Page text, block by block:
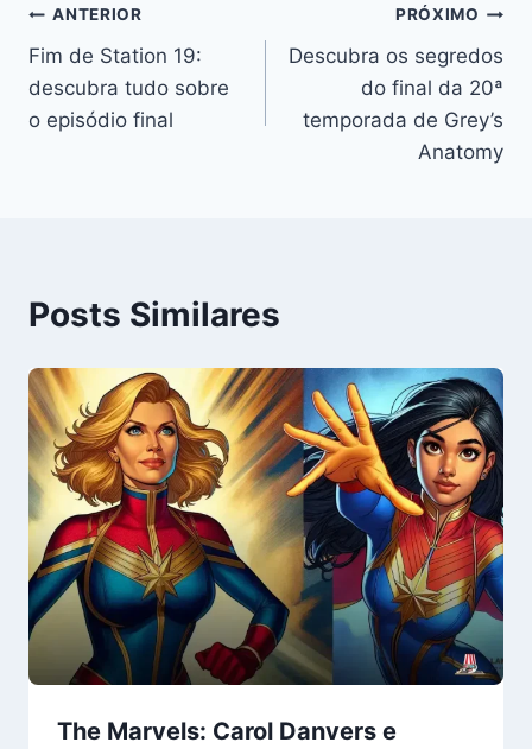
Navegação
de
Post
ANTERIOR
Fim de Station 19:
descubra tudo sobre
o episódio final
PRÓXIMO
Descubra os segredos
do final da 20ª
temporada de Grey’s
Anatomy
Posts Similares
The Marvels: Carol Danvers e